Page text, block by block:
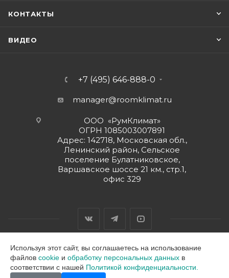
КОНТАКТЫ
ВИДЕО
+7 (495) 646-888-0
manager@roomklimat.ru
ООО «РумКлимат»
ОГРН 1085003007891
Адрес: 142718, Московская обл.,
Ленинский район, Сельское
поселение Булатниковское,
Варшавское шоссе 21 км., стр.1,
офис 329
2026 © ООО "РумКлимат"
Используя этот сайт, вы соглашаетесь на использование
файлов cookie и обработку персональных данных в
соответствии с нашей Политикой конфиденциальности.